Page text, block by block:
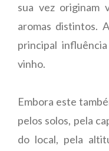
sua vez originam
aromas distintos.
principal
vinho.
Embora este
pelos solos, pela
do local, pela